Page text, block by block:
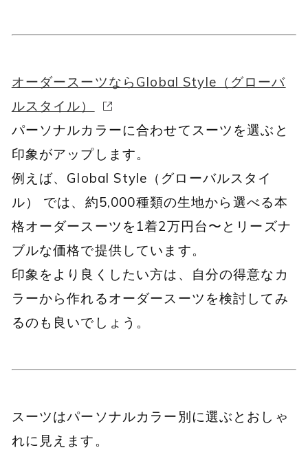
オーダースーツならGlobal Style（グローバ
ルスタイル）
パーソナルカラーに合わせてスーツを選ぶと
印象がアップします。
例えば、Global Style（グローバルスタイ
ル） では、約5,000種類の生地から選べる本
格オーダースーツを1着2万円台〜とリーズナ
ブルな価格で提供しています。
印象をより良くしたい方は、自分の得意なカ
ラーから作れるオーダースーツを検討してみ
るのも良いでしょう。
スーツはパーソナルカラー別に選ぶとおしゃ
れに見えます。